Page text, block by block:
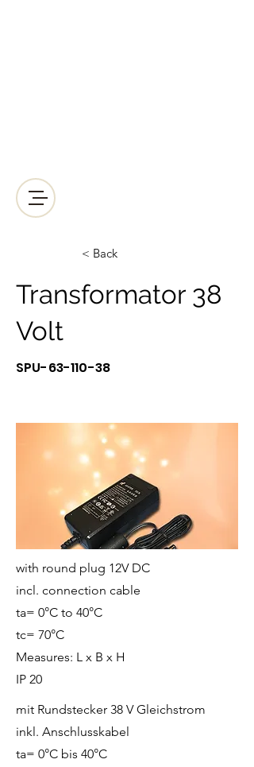
< Back
Transformator 38
Volt
SPU-63-110-38
with round plug 12V DC
incl. connection cable
ta= 0°C to 40°C
tc= 70°C
Measures: L x B x H
IP 20
mit Rundstecker 38 V Gleichstrom
inkl. Anschlusskabel
ta= 0°C bis 40°C